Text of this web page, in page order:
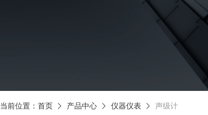
当前位置： 首页 产品中心 仪器仪表 声级计